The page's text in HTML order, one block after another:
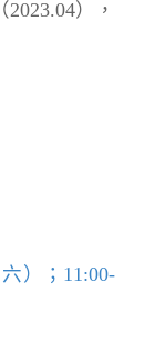
），
）；11:00-